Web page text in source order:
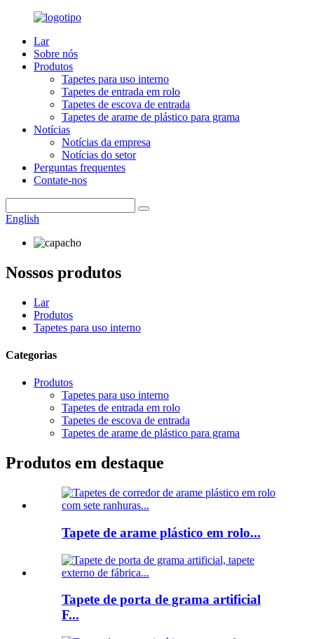
Lar
Sobre nós
Produtos
Tapetes para uso interno
Tapetes de entrada em rolo
Tapetes de escova de entrada
Tapetes de arame de plástico para grama
Notícias
Notícias da empresa
Notícias do setor
Perguntas frequentes
Contate-nos
English
Nossos produtos
Lar
Produtos
Tapetes para uso interno
Categorias
Produtos
Tapetes para uso interno
Tapetes de entrada em rolo
Tapetes de escova de entrada
Tapetes de arame de plástico para grama
Produtos em destaque
Tapete de arame plástico em rolo...
Tapete de porta de grama artificial
F...